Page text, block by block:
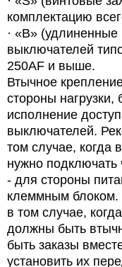
комплектацию
· «B»
выключателей
250AF и выше.
Втычное
стороны нагрузки,
исполнение
выключателей.
том случае, когда
нужно подключать
- для стороны
клеммным блоком.
в том случае,
должны быть
быть заказы
установить их